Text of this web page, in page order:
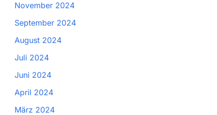
November 2024
September 2024
August 2024
Juli 2024
Juni 2024
April 2024
März 2024